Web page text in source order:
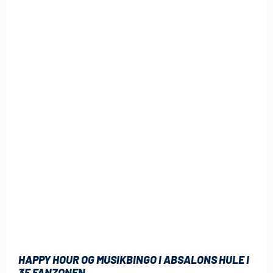
HAPPY HOUR OG MUSIKBINGO I ABSALONS HULE I